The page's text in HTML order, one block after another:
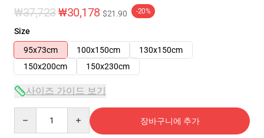
₩37,723 ₩30,178 $21.90 -20%
Size
95x73cm
100x150cm
130x150cm
150x200cm
150x230cm
사이즈 가이드 보기
장바구니에 추가